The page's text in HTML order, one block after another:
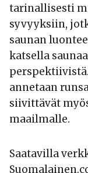
tarinallisesti
syvyyksiin,
saunan
katsella
annetaan
siivittävät
maailmalle.
Saatavilla